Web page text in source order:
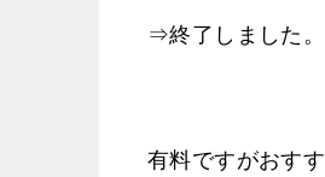
⇒終了しました。
有料ですがおす